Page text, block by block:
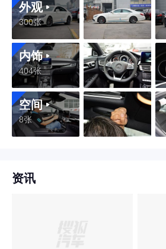
外观
300张
内饰
404张
空间
8张
资讯